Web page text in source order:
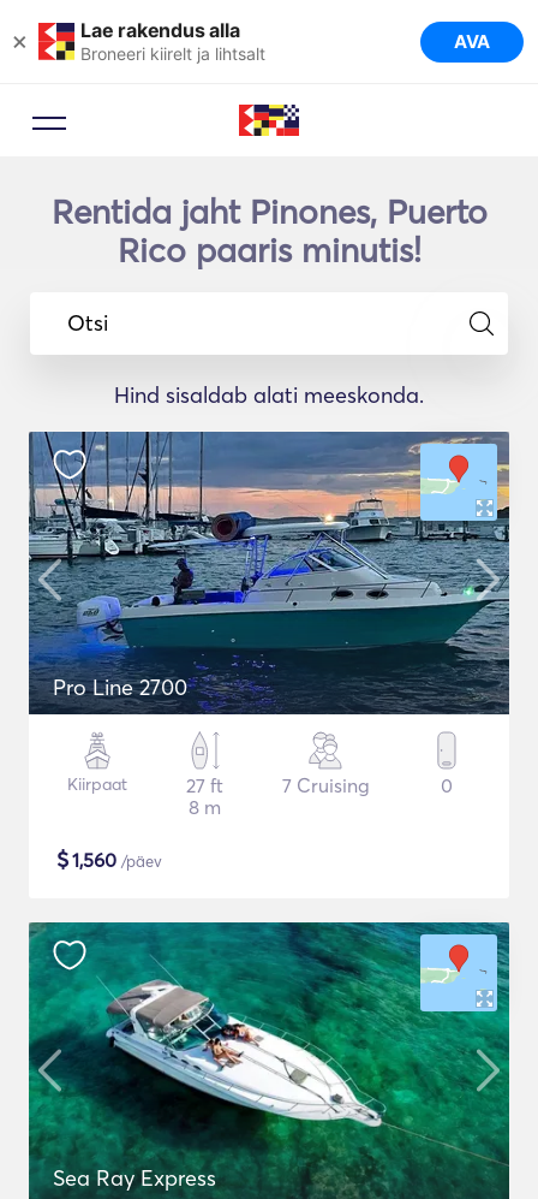
× Lae rakendus alla
Broneeri kiirelt ja lihtsalt AVA
Rentida jaht Pinones, Puerto
Rico paaris minutis!
Otsi
Hind sisaldab alati meeskonda.
Pro Line 2700
Kiirpaat
27 ft
8 m
7 Cruising 0
$1,560 /päev
Sea Ray Express